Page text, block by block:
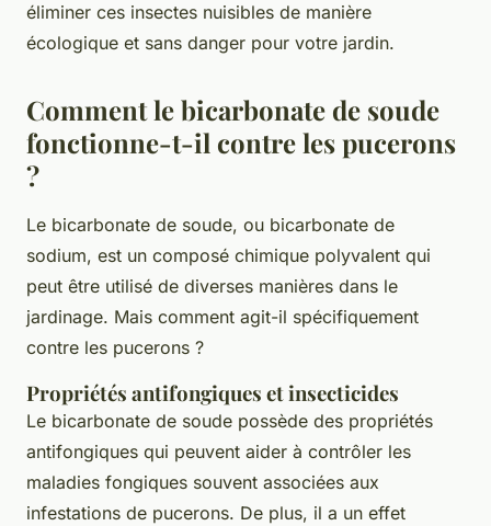
éliminer ces insectes nuisibles de manière
écologique et sans danger pour votre jardin.
Comment le bicarbonate de soude
fonctionne-t-il contre les pucerons
?
Le bicarbonate de soude, ou bicarbonate de
sodium, est un composé chimique polyvalent qui
peut être utilisé de diverses manières dans le
jardinage. Mais comment agit-il spécifiquement
contre les pucerons ?
Propriétés antifongiques et insecticides
Le bicarbonate de soude possède des propriétés
antifongiques qui peuvent aider à contrôler les
maladies fongiques souvent associées aux
infestations de pucerons. De plus, il a un effet